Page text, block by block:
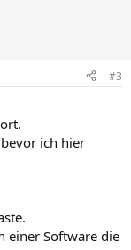
#3
ich hier
einer Software die